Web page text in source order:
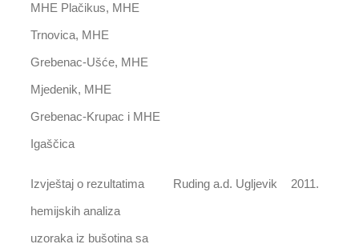
MHE Plačikus, MHE
Trnovica, MHE
Grebenac-Ušće, MHE
Mjedenik, MHE
Grebenac-Krupac i MHE
Igaščica
Izvještaj o rezultatima
hemijskih analiza
uzoraka iz bušotina sa
Ruding a.d. Ugljevik 2011.